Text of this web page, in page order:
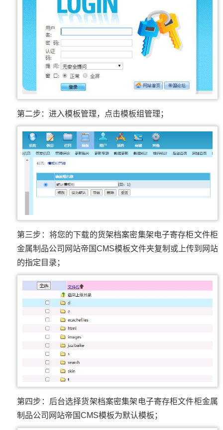
第二步：进入模板管理，点击模板组管理；
第三步：将您的下载的货架档案密集架电子寄存柜文件柜
金属制品公司网站帝国CMS模板文件夹复制或上传到网站
的指定目录；
第四步：后台选择货架档案密集架电子寄存柜文件柜金属
制品公司网站帝国CMS模板为默认模板；